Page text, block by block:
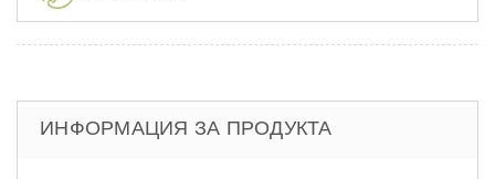
ИНФОРМАЦИЯ ЗА ПРОДУКТА